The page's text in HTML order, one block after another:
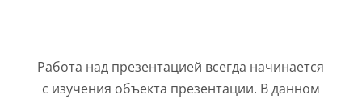
Работа над презентацией всегда начинается
с изучения объекта презентации. В данном